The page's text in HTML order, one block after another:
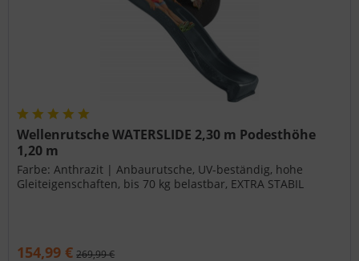
Wellenrutsche WATERSLIDE 2,30 m Podesthöhe
1,20 m
Farbe: Anthrazit | Anbaurutsche, UV-beständig, hohe
Gleiteigenschaften, bis 70 kg belastbar, EXTRA STABIL
154,99 € 269,99 €